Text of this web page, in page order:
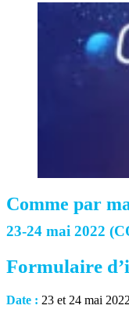
Comme par
23-24 mai 2022
Formulaire
Date : 23 et 24 mai